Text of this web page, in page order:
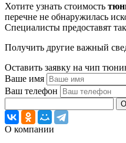
Хотите узнать стоимость
перечне не обнаружилась
Специалисты предоставят
Получить другие важный
Оставить заявку на чип
Ваше имя
Ваш телефон
О компании